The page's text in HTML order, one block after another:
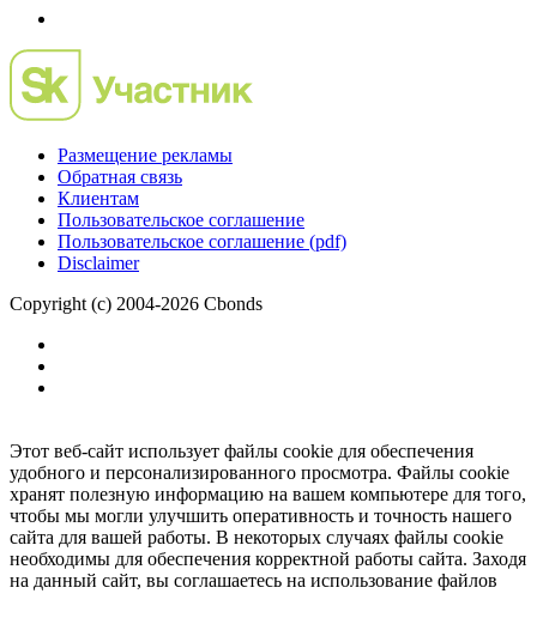
Размещение рекламы
Обратная связь
Клиентам
Пользовательское соглашение
Пользовательское соглашение (pdf)
Disclaimer
Copyright (c) 2004-2026 Cbonds
Этот веб-сайт использует файлы cookie для обеспечения
удобного и персонализированного просмотра. Файлы cookie
хранят полезную информацию на вашем компьютере для того,
чтобы мы могли улучшить оперативность и точность нашего
сайта для вашей работы. В некоторых случаях файлы cookie
необходимы для обеспечения корректной работы сайта. Заходя
на данный сайт, вы соглашаетесь на использование файлов